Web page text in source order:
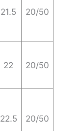
21.5 20/50
22 20/50
22.5 20/50